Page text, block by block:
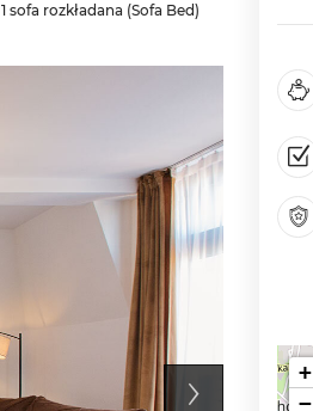
1 sofa rozkładana (Sofa Bed)
+
−